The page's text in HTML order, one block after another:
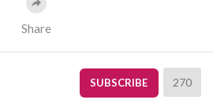
Share
SUBSCRIBE 270